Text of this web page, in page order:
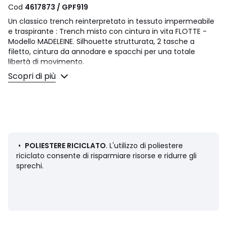
Cod 4617873 / GPF919
Un classico trench reinterpretato in tessuto impermeabile
e traspirante : Trench misto con cintura in vita FLOTTE -
Modello MADELEINE. Silhouette strutturata, 2 tasche a
filetto, cintura da annodare e spacchi per una totale
libertà di movimento.
Dettagli prodotto
• 2 tasche oblique davanti
• Polsini arricciati e stretti
• Spacchi laterali al fondo
Scopri di più
• POLIESTERE RICICLATO. L'utilizzo di poliestere
riciclato consente di risparmiare risorse e ridurre gli
sprechi.